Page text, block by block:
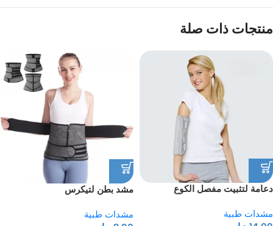
منتجات ذات صلة
دعامة لتثبيت مفصل الكوع
مشدات طبية
مشد بطن لتيكرس
مشدات طبية